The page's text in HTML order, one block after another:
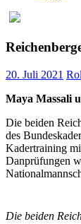
20. Juli 2021
Maya Massali
Die beiden
des
Kadertraining
Danprüfungen
Die beiden